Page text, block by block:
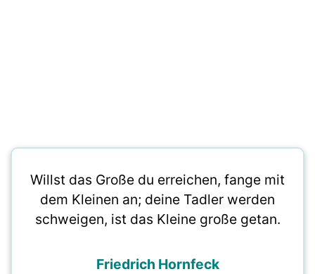
Willst das Große du erreichen, fange mit
dem Kleinen an; deine Tadler werden
schweigen, ist das Kleine große getan.
Friedrich Hornfeck